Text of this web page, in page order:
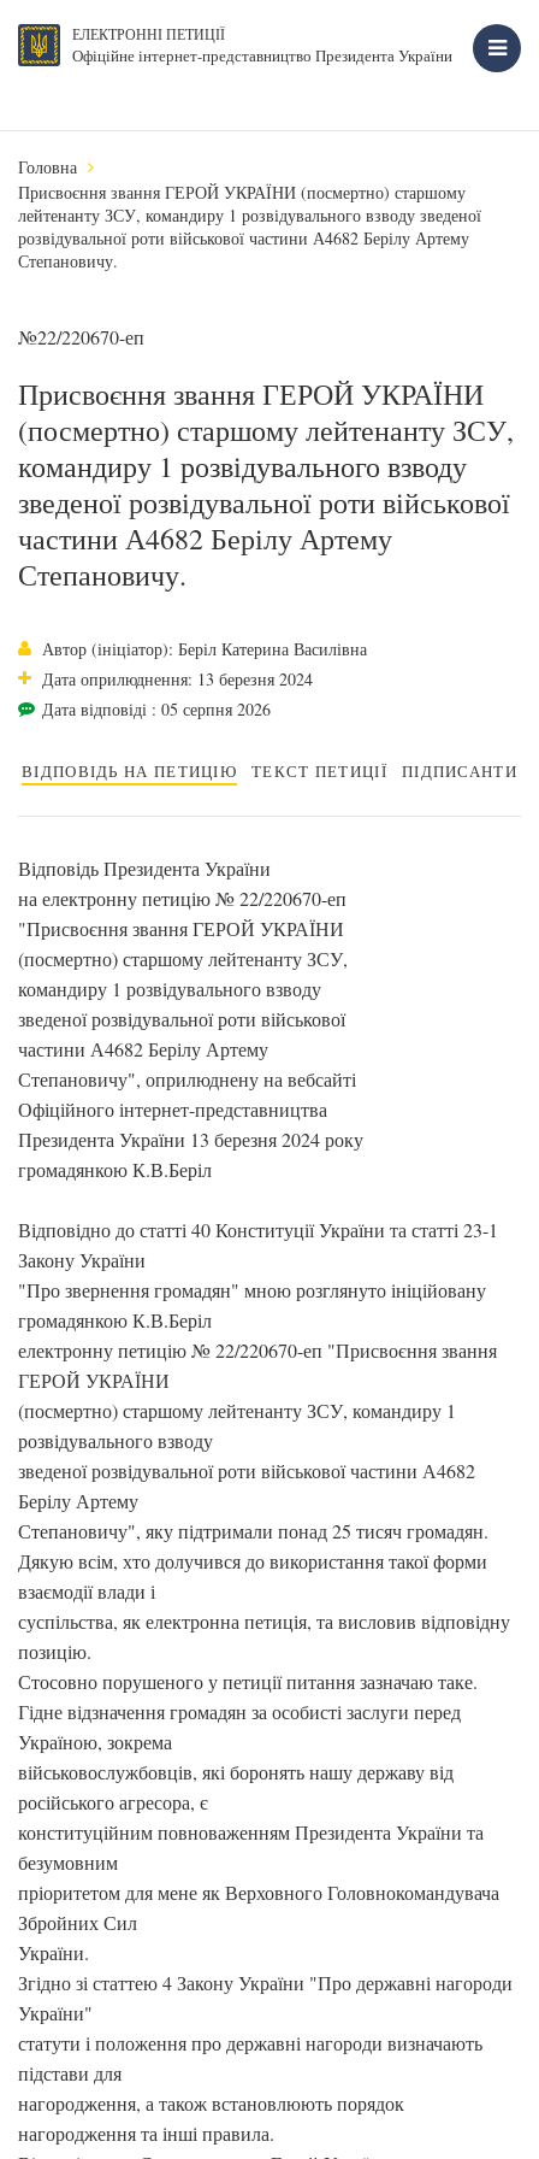
ЕЛЕКТРОННІ ПЕТИЦІЇ
Офіційне інтернет-представництво Президента України
Головна
Присвоєння звання ГЕРОЙ УКРАЇНИ (посмертно) старшому
лейтенанту ЗСУ, командиру 1 розвідувального взводу зведеної
розвідувальної роти військової частини А4682 Берілу Артему
Степановичу.
№22/220670-еп
Присвоєння звання ГЕРОЙ УКРАЇНИ
(посмертно) старшому лейтенанту ЗСУ,
командиру 1 розвідувального взводу
зведеної розвідувальної роти військової
частини А4682 Берілу Артему
Степановичу.
Автор (ініціатор): Беріл Катерина Василівна
Дата оприлюднення: 13 березня 2024
Дата відповіді : 05 серпня 2026
ВІДПОВІДЬ НА ПЕТИЦІЮ ТЕКСТ ПЕТИЦІЇ ПІДПИСАНТИ
Відповідь Президента України
на електронну петицію № 22/220670-еп
"Присвоєння звання ГЕРОЙ УКРАЇНИ
(посмертно) старшому лейтенанту ЗСУ,
командиру 1 розвідувального взводу
зведеної розвідувальної роти військової
частини А4682 Берілу Артему
Степановичу", оприлюднену на вебсайті
Офіційного інтернет-представництва
Президента України 13 березня 2024 року
громадянкою К.В.Беріл
Відповідно до статті 40 Конституції України та статті 23-1
Закону України
"Про звернення громадян" мною розглянуто ініційовану
громадянкою К.В.Беріл
електронну петицію № 22/220670-еп "Присвоєння звання
ГЕРОЙ УКРАЇНИ
(посмертно) старшому лейтенанту ЗСУ, командиру 1
розвідувального взводу
зведеної розвідувальної роти військової частини А4682
Берілу Артему
Степановичу", яку підтримали понад 25 тисяч громадян.
Дякую всім, хто долучився до використання такої форми
взаємодії влади і
суспільства, як електронна петиція, та висловив відповідну
позицію.
Стосовно порушеного у петиції питання зазначаю таке.
Гідне відзначення громадян за особисті заслуги перед
Україною, зокрема
військовослужбовців, які боронять нашу державу від
російського агресора, є
конституційним повноваженням Президента України та
безумовним
пріоритетом для мене як Верховного Головнокомандувача
Збройних Сил
України.
Згідно зі статтею 4 Закону України "Про державні нагороди
України"
статути і положення про державні нагороди визначають
підстави для
нагородження, а також встановлюють порядок
нагородження та інші правила.